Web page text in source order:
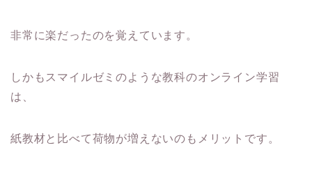
非常に楽だったのを覚えています。
しかもスマイルゼミのような教科のオンライン学習
は、
紙教材と比べて荷物が増えないのもメリットです。